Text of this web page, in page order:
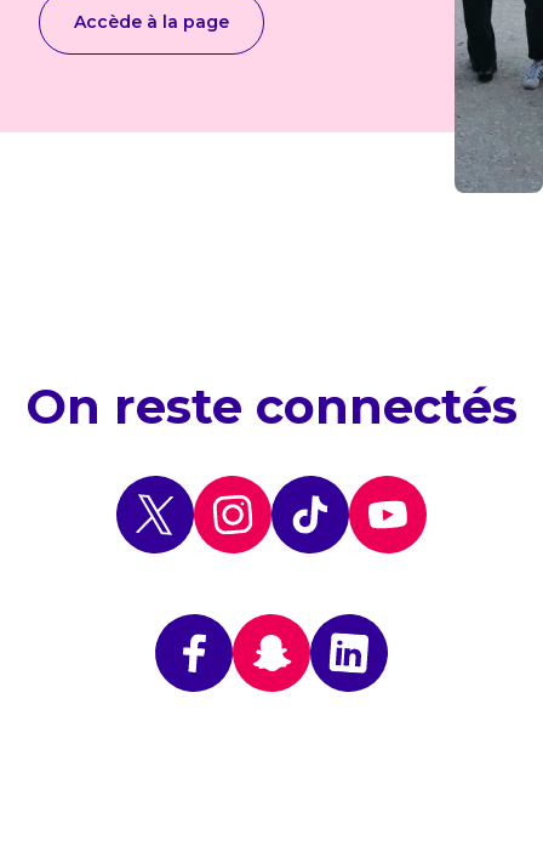
Accède à la page
On reste connectés